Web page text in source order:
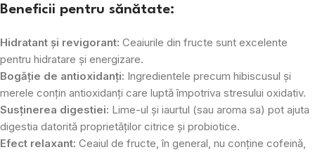
Beneficii pentru sănătate:
Hidratant și revigorant: Ceaiurile din fructe sunt excelente
pentru hidratare și energizare.
Bogăție de antioxidanți: Ingredientele precum hibiscusul și
merele conțin antioxidanți care luptă împotriva stresului oxidativ.
Susținerea digestiei: Lime-ul și iaurtul (sau aroma sa) pot ajuta
digestia datorită proprietăților citrice și probiotice.
Efect relaxant: Ceaiul de fructe, în general, nu conține cofeină,